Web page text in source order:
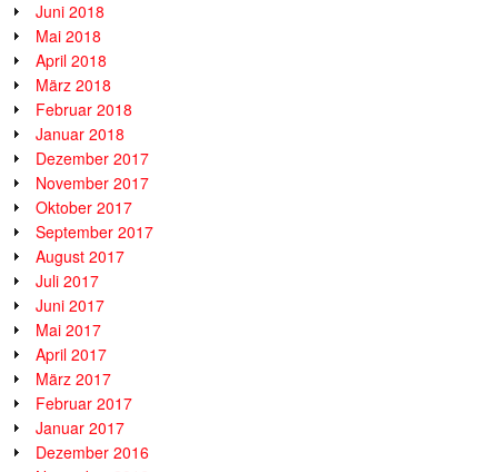
Juni 2018
Mai 2018
April 2018
März 2018
Februar 2018
Januar 2018
Dezember 2017
November 2017
Oktober 2017
September 2017
August 2017
Juli 2017
Juni 2017
Mai 2017
April 2017
März 2017
Februar 2017
Januar 2017
Dezember 2016